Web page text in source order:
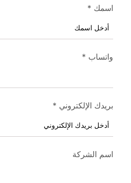
اسمك *
واتساب *
بريدك الإلكتروني *
اسم الشركة